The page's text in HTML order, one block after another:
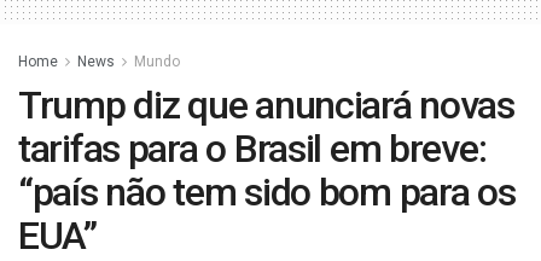
Home News Mundo
Trump diz que anunciará novas
tarifas para o Brasil em breve:
“país não tem sido bom para os
EUA”